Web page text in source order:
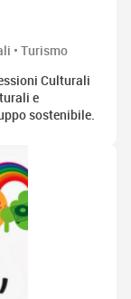
• Turismo
Culturali
e
sostenibile.